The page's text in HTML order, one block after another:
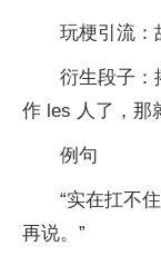
玩梗引流：
衍生段子：
作 les 人了，那
例句
“实在扛不
再说。”